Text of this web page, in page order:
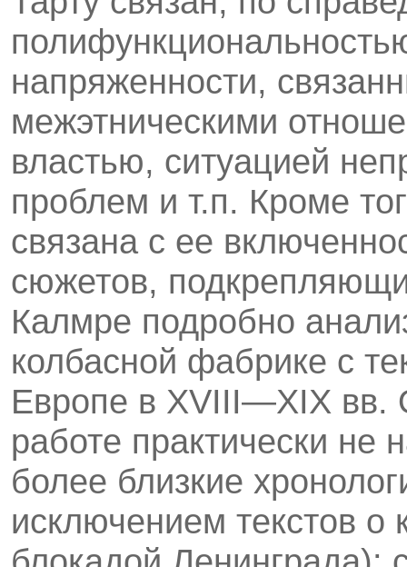
напряженности,
межэтническими
властью, ситуацией
проблем и т.п. Кроме
связана с ее
сюжетов,
Калмре подробно
колбасной фабрике с
Европе в XVIII—XIX вв.
работе практически не
более близкие
исключением текстов